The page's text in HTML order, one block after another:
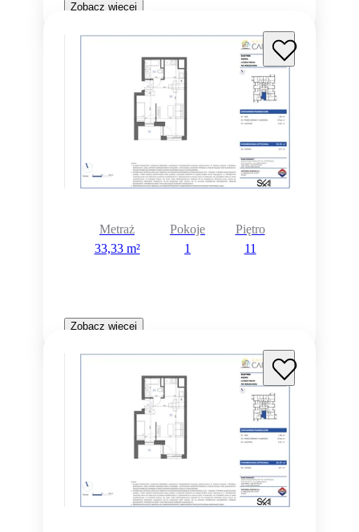
Zobacz więcej
Metraż
33,33 m²
Pokoje
1
Piętro
11
Zobacz więcej